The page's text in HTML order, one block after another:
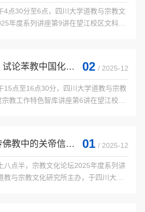
翎、吴华老师，以及本所的硕、博士研
氛...
4点30分至6点，四川大学道教与宗教文
年度系列讲座第9讲在望江校区文科楼
张泽洪教授指出，民族学、人类学以文
过探究人类、社会与文化的关系，以及
...
纪要|阿旺嘉措：试论苯教中国化的三个维度 02 / 2025-12
15点至16点30分，四川大学道教与宗教
教工作特色智库讲座第6讲在望江校区
座。讲座伊始，阿旺嘉措教授首先阐述
景。他指出，党的十八大以来，中央明
...
纪要|才让：藏传佛教中的关帝信仰——以土观所著相关仪轨为中心 01 / 2025-12
八点半，宗教文化论坛2025年度系列讲
教与宗教文化研究所主办，于四川大学